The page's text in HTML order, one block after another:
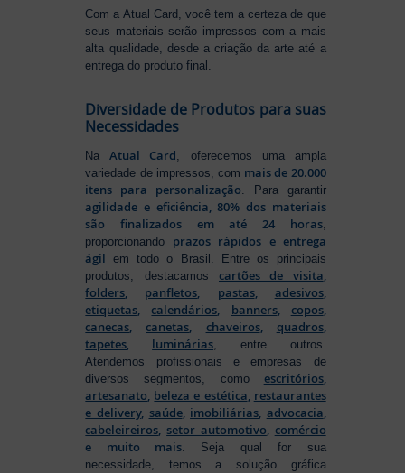
Com a Atual Card, você tem a certeza de que
seus materiais serão impressos com a mais
alta qualidade, desde a criação da arte até a
entrega do produto final.
Diversidade de Produtos para suas
Necessidades
NaAtual Card, oferecemos uma ampla
variedade de impressos, com mais de 20.000
itens para personalização. Para garantir
agilidade e eficiência, 80% dos materiais
são finalizados em até 24 horas,
proporcionando prazos rápidos e entrega
ágil em todo o Brasil. Entre os principais
produtos, destacamos cartões de visita,
folders, panfletos, pastas, adesivos,
etiquetas,calendários, banners, copos,
canecas,canetas, chaveiros, quadros,
tapetes, luminárias, entre outros.
Atendemos profissionais e empresas de
diversos segmentos, como escritórios,
artesanato, beleza e estética, restaurantes
e delivery, saúde, imobiliárias, advocacia,
cabeleireiros, setor automotivo, comércio
e muito mais. Seja qual for sua
necessidade, temos a solução gráfica